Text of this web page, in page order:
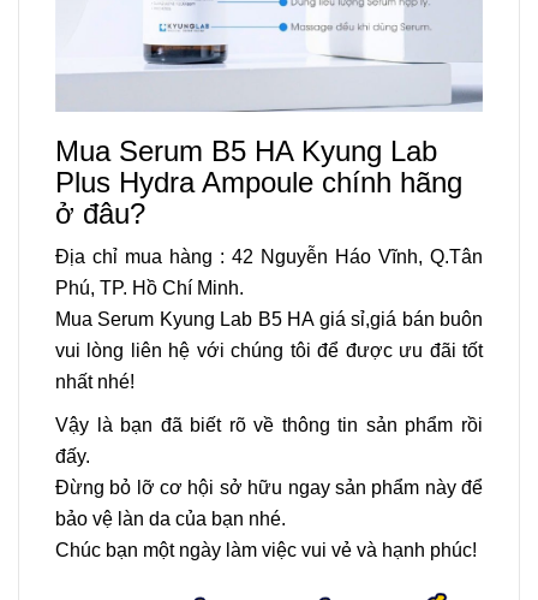
Mua Serum B5 HA Kyung Lab
Plus Hydra Ampoule chính hãng
ở đâu?
Địa chỉ mua hàng : 42 Nguyễn Háo Vĩnh, Q.Tân
Phú, TP. Hồ Chí Minh.
Mua Serum Kyung Lab B5 HA giá sỉ,giá bán buôn
vui lòng liên hệ với chúng tôi để được ưu đãi tốt
nhất nhé!
Vậy là bạn đã biết rõ về thông tin sản phẩm rồi
đấy.
Đừng bỏ lỡ cơ hội sở hữu ngay sản phẩm này để
bảo vệ làn da của bạn nhé.
Chúc bạn một ngày làm việc vui vẻ và hạnh phúc!